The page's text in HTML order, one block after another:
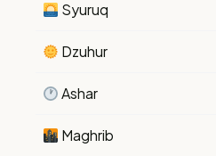
Syuruq
Dzuhur
Ashar
Maghrib